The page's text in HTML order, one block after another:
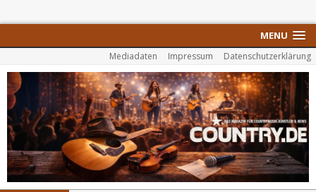
MENU
Mediadaten Impressum Datenschutzerklärung